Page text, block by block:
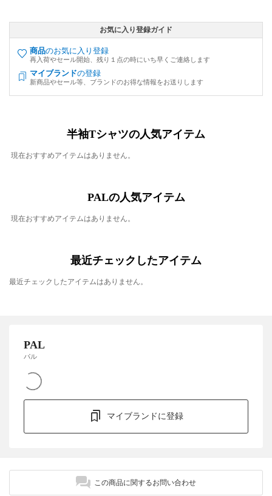
お気に入り登録ガイド
商品のお気に入り登録
再入荷やセール開始、残り１点の時にいち早くご連絡します
マイブランドの登録
新商品やセール等、ブランドのお得な情報をお送りします
半袖Tシャツの人気アイテム
現在おすすめアイテムはありません。
PALの人気アイテム
現在おすすめアイテムはありません。
最近チェックしたアイテム
最近チェックしたアイテムはありません。
PAL
パル
マイブランドに登録
この商品に関するお問い合わせ